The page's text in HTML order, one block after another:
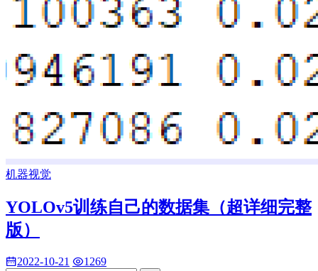
机器视觉
YOLOv5训练自己的数据集（超详细完整
版）
2022-10-21 1269